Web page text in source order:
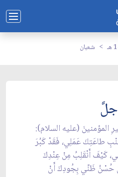
شعبان
المؤمنينَ (عليه السلام):
طاعَتِكَ عَمَلِي، فَقَدْ كَبُرَ
كَيْفَ أَنْقَلِبُ مِنْ عِنْدِكَ
حُسْنُ ظَنِّي بِجُودِكَ أَنْ